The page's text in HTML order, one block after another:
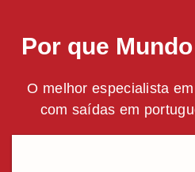
Por que
O melhor especialista
com saídas em